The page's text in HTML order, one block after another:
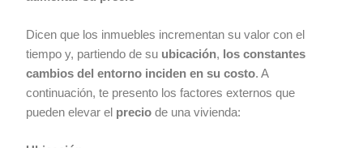
Dicen que los inmuebles incrementan su valor con el
tiempo y, partiendo de su ubicación, los constantes
cambios del entorno inciden en su costo. A
continuación, te presento los factores externos que
pueden elevar el preciode una vivienda: